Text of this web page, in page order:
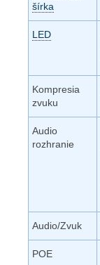
šírka
LED
Kompresia
zvuku
Audio
rozhranie
Audio/Zvuk
POE